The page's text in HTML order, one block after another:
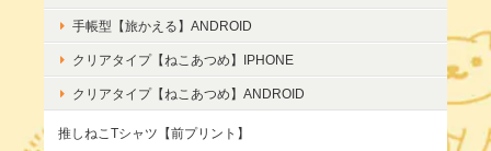
手帳型【旅かえる】ANDROID
クリアタイプ【ねこあつめ】IPHONE
クリアタイプ【ねこあつめ】ANDROID
推しねこTシャツ【前プリント】